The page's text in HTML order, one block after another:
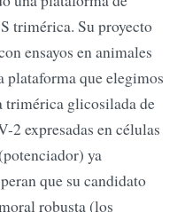
trimérica. Su proyecto
ensayos en animales
plataforma que elegimos
trimérica glicosilada de
2 expresadas en células
ya
que su candidato
robusta (los